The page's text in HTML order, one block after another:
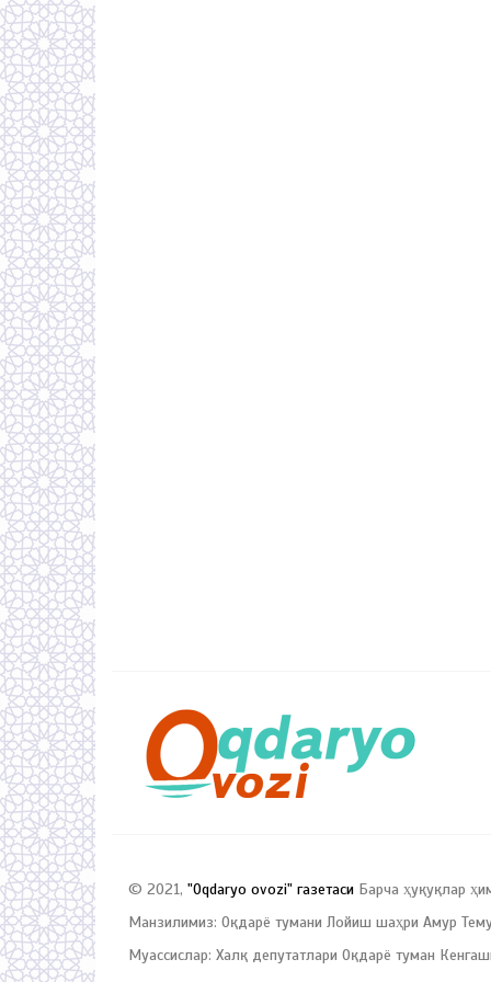
© 2021, "Oqdaryo ovozi" газетаси Барча ҳуқуқлар
Манзилимиз: Оқдарё тумани Лойиш шаҳри Амур
Муассислар: Халқ депутатлари Оқдарё туман